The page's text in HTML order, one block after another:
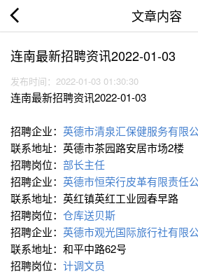
文章内容
连南最新招聘资讯2022-01-03
发布时间：2022-01-03 01:30:30
连南最新招聘资讯2022-01-03
招聘企业： 英德市清泉汇保健服务有限
联系地址：英德市茶园路安居市场2楼
招聘岗位： 部长主任
招聘企业： 英德市恒荣行皮革有限责任
联系地址：英红镇英红工业园春早路
招聘岗位： 仓库送贝斯
招聘企业： 英德市观光国际旅行社有限
联系地址：和平中路62号
招聘岗位： 计调文员